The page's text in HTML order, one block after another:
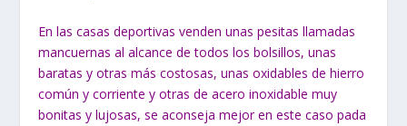
En las casas deportivas venden unas pesitas llamadas
mancuernas al alcance de todos los bolsillos, unas
baratas y otras más costosas, unas oxidables de hierro
común y corriente y otras de acero inoxidable muy
bonitas y lujosas, se aconseja mejor en este caso pada